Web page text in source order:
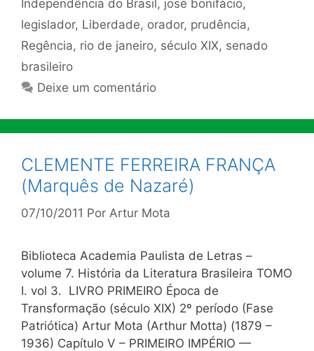
Independência do Brasil, josé bonifácio,
legislador, Liberdade, orador, prudência,
Regência, rio de janeiro, século XIX, senado
brasileiro
Deixe um comentário
CLEMENTE FERREIRA FRANÇA
(Marquês de Nazaré)
07/10/2011 Por Artur Mota
Biblioteca Academia Paulista de Letras –
volume 7. História da Literatura Brasileira TOMO
I. vol 3. LIVRO PRIMEIRO Época de
Transformação (século XIX) 2º período (Fase
Patriótica) Artur Mota (Arthur Motta) (1879 –
1936) Capítulo V – PRIMEIRO IMPÉRIO —